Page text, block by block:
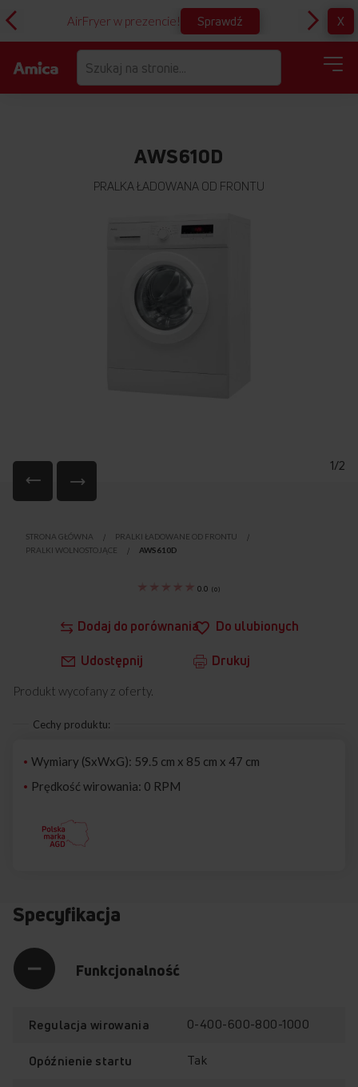
AirFryer w prezencie! Sprawdź X
AWS610D
PRALKA ŁADOWANA OD FRONTU
1/2
początek
STRONA GŁÓWNA
PRALKI ŁADOWANE OD FRONTU
PRALKI WOLNOSTOJĄCE
AWS610D
Dodaj do porównania Do ulubionych
Udostępnij Drukuj
0.0 (0)
Produkt wycofany z oferty.
Cechy produktu:
Wymiary (SxWxG): 59.5 cm x 85 cm x 47 cm
Prędkość wirowania: 0 RPM
Specyfikacja
Funkcjonalność
Regulacja wirowania 0-400-600-800-1000
Opóźnienie startu Tak